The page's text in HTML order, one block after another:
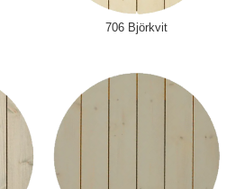
706 Björkvit